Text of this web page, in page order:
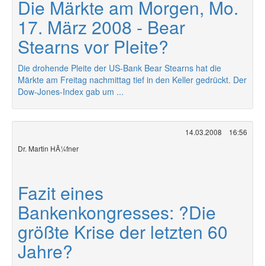
Die Märkte am Morgen, Mo.
17. März 2008 - Bear
Stearns vor Pleite?
Die drohende Pleite der US-Bank Bear Stearns hat die
Märkte am Freitag nachmittag tief in den Keller gedrückt. Der
Dow-Jones-Index gab um ...
14.03.2008
16:56
Dr. Martin HÃ¼fner
Fazit eines
Bankenkongresses: ?Die
größte Krise der letzten 60
Jahre?